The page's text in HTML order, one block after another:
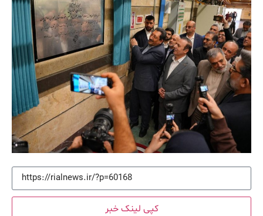
کپی لینک خبر